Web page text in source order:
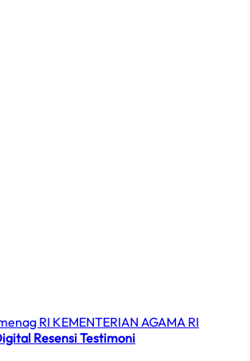
RI KEMENTERIAN AGAMA RI
ResensiTestimoni